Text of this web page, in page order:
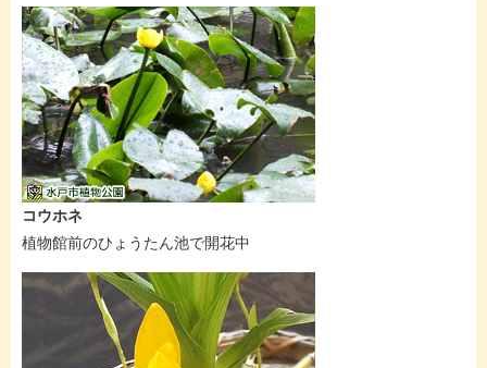
コウホネ
植物館前のひょうたん池で開花中